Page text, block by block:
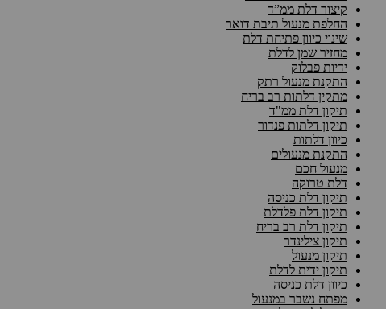
קיצור דלת ממ”ד
החלפת מנעול תיבת דואר
שינוי כיוון פתיחת דלת
מחזיר שמן לדלת
ידיות פבלוק
התקנת מנעול רתק
מתקין דלתות רב בריח
תיקון דלת ממ"ד
תיקון דלתות פנדור
כיוון דלתות
התקנת מנעולים
מנעול חכם
דלת טרוקה
תיקון דלת כניסה
תיקון דלת פלדלת
תיקון דלת רב בריח
תיקון צילינדר
תיקון מנעול
תיקון ידית לדלת
כיוון דלת כניסה
מפתח נשבר במנעול